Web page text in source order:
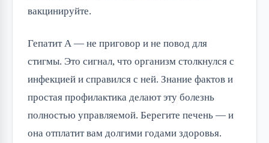
вакцинируйте.
Гепатит А — не приговор и не повод для
стигмы. Это сигнал, что организм столкнулся с
инфекцией и справился с ней. Знание фактов и
простая профилактика делают эту болезнь
полностью управляемой. Берегите печень — и
она отплатит вам долгими годами здоровья.